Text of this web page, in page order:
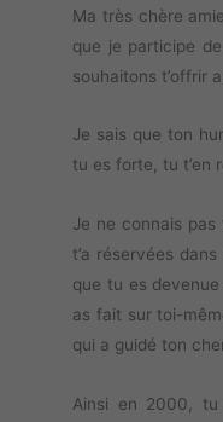
Ma très chère
que je participe
souhaitons t’offrir
Je sais que ton
tu es forte, tu t’en
Je ne connais
t’a réservées
que tu es
as fait sur toi-
qui a guidé ton
Ainsi en 2000, tu